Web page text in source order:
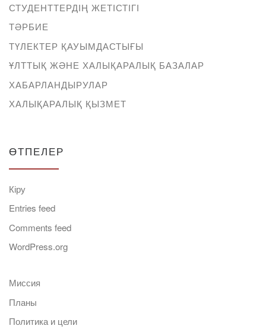
СТУДЕНТТЕРДІҢ ЖЕТІСТІГІ
ТӘРБИЕ
ТҮЛЕКТЕР ҚАУЫМДАСТЫҒЫ
ҰЛТТЫҚ ЖӘНЕ ХАЛЫҚАРАЛЫҚ БАЗАЛАР
ХАБАРЛАНДЫРУЛАР
ХАЛЫҚАРАЛЫҚ ҚЫЗМЕТ
ӨТПЕЛЕР
Кіру
Entries feed
Comments feed
WordPress.org
Миссия
Планы
Политика и цели